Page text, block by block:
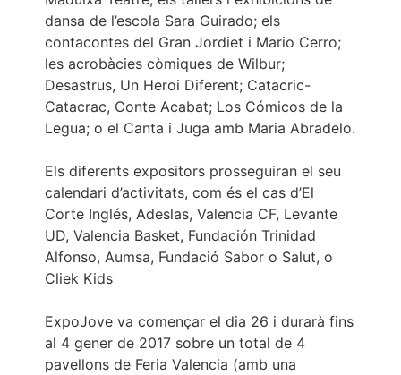
dansa de l’escola Sara Guirado; els
contacontes del Gran Jordiet i Mario Cerro;
les acrobàcies còmiques de Wilbur;
Desastrus, Un Heroi Diferent; Catacric-
Catacrac, Conte Acabat; Los Cómicos de la
Legua; o el Canta i Juga amb Maria Abradelo.
Els diferents expositors prosseguiran el seu
calendari d’activitats, com és el cas d’El
Corte Inglés, Adeslas, Valencia CF, Levante
UD, Valencia Basket, Fundación Trinidad
Alfonso, Aumsa, Fundació Sabor o Salut, o
Cliek Kids
ExpoJove va començar el dia 26 i durarà fins
al 4 gener de 2017 sobre un total de 4
pavellons de Feria Valencia (amb una